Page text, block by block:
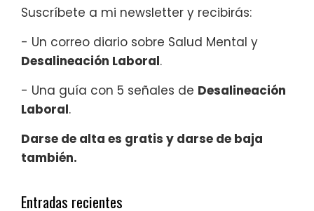
Suscríbete a mi newsletter y recibirás:
- Un correo diario sobre Salud Mental y
Desalineación Laboral.
- Una guía con 5 señales de Desalineación
Laboral.
Darse de alta es gratis y darse de baja
también.
Entradas recientes